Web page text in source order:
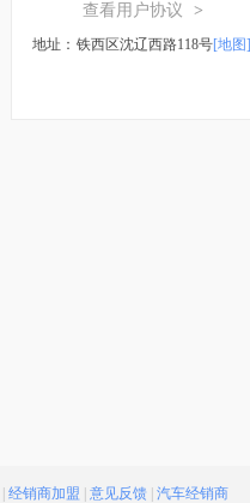
查看用户协议
>
地址： 铁西区沈辽西路118号[地图]
经销商加盟 意见反馈 汽车经销商